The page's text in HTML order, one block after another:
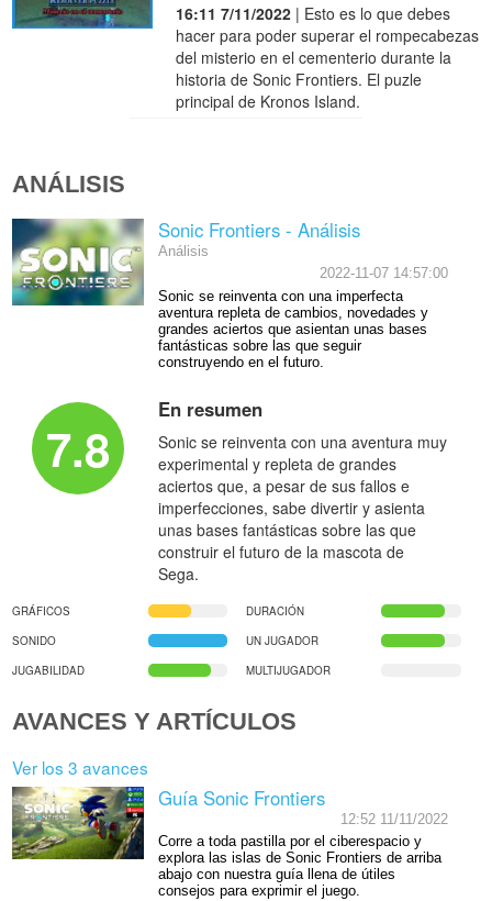
16:11 7/11/2022 | Esto es lo que debes
hacer para poder superar el rompecabezas
del misterio en el cementerio durante la
historia de Sonic Frontiers. El puzle
principal de Kronos Island.
ANÁLISIS
Sonic Frontiers - Análisis
Análisis
2022-11-07 14:57:00
Sonic se reinventa con una imperfecta
aventura repleta de cambios, novedades y
grandes aciertos que asientan unas bases
fantásticas sobre las que seguir
construyendo en el futuro.
7.8
En resumen
Sonic se reinventa con una aventura muy
experimental y repleta de grandes
aciertos que, a pesar de sus fallos e
imperfecciones, sabe divertir y asienta
unas bases fantásticas sobre las que
construir el futuro de la mascota de
Sega.
GRÁFICOS
DURACIÓN
SONIDO
UN JUGADOR
JUGABILIDAD
MULTIJUGADOR
AVANCES Y ARTÍCULOS
Ver los 3 avances
Guía Sonic Frontiers
12:52 11/11/2022
Corre a toda pastilla por el ciberespacio y
explora las islas de Sonic Frontiers de arriba
abajo con nuestra guía llena de útiles
consejos para exprimir el juego.